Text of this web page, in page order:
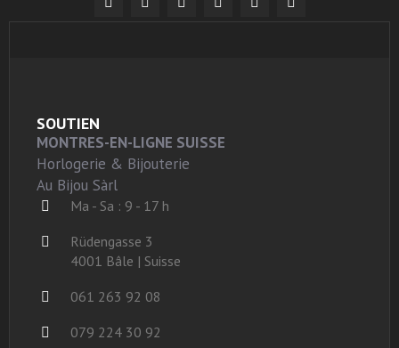
SOUTIEN
MONTRES-EN-LIGNE SUISSE
Horlogerie & Bijouterie
Au Bijou Sàrl
Ma - Sa : 9 - 17 h
Rüdengasse 3
4001 Bâle | Suisse
061 263 92 08
079 224 30 92